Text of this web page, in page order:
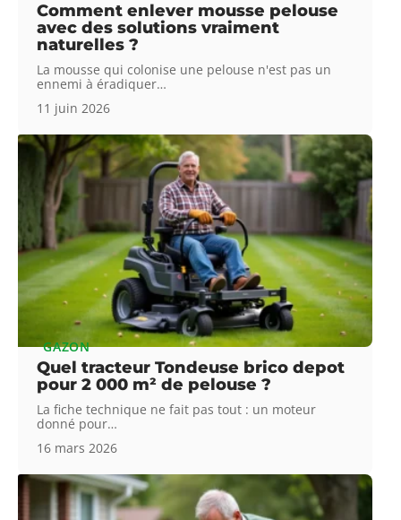
Comment enlever mousse pelouse
avec des solutions vraiment
naturelles ?
La mousse qui colonise une pelouse n'est pas un
ennemi à éradiquer…
11 juin 2026
GAZON
Quel tracteur Tondeuse brico depot
pour 2 000 m² de pelouse ?
La fiche technique ne fait pas tout : un moteur
donné pour…
16 mars 2026